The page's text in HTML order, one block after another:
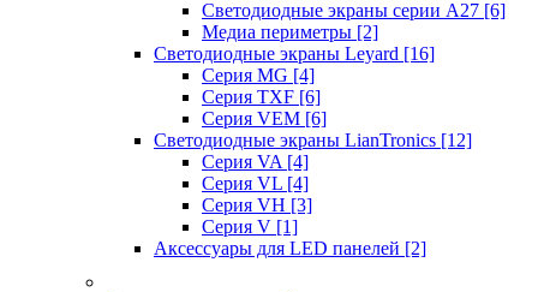
Светодиодные экраны серии А27 [6]
Медиа периметры [2]
Светодиодные экраны Leyard [16]
Серия MG [4]
Серия TXF [6]
Серия VEM [6]
Светодиодные экраны LianTronics [12]
Серия VA [4]
Серия VL [4]
Серия VH [3]
Серия V [1]
Аксессуары для LED панелей [2]